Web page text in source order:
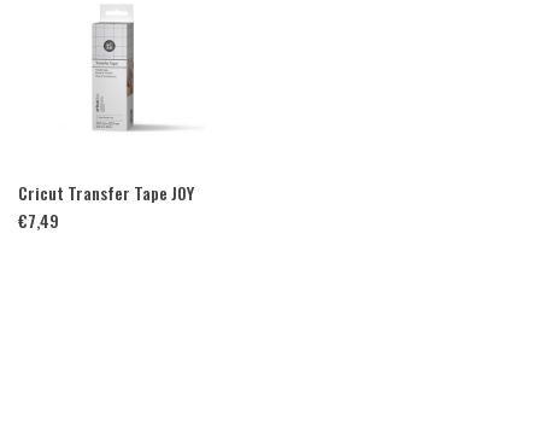
Cricut Transfer Tape JOY
€7,49